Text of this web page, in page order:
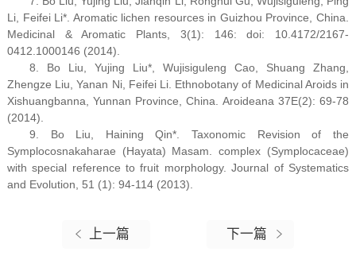
Li, Feifei Li*. Aromatic lichen resources in Guizhou Province, China.
Medicinal & Aromatic Plants, 3(1): 146: doi: 10.4172/2167-
0412.1000146 (2014).
8. Bo Liu, Yujing Liu*, Wujisiguleng Cao, Shuang Zhang,
Zhengze Liu, Yanan Ni, Feifei Li. Ethnobotany of Medicinal Aroids in
Xishuangbanna, Yunnan Province, China. Aroideana 37E(2): 69-78
(2014).
9. Bo Liu, Haining Qin*. Taxonomic Revision of the
Symplocosnakaharae (Hayata) Masam. complex (Symplocaceae)
with special reference to fruit morphology. Journal of Systematics
and Evolution, 51 (1): 94-114 (2013).
上一篇 下一篇